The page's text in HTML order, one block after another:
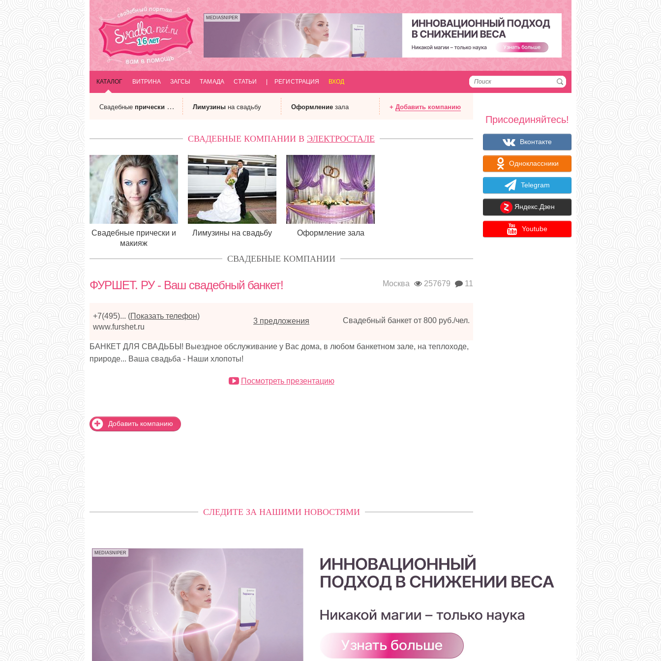
MEDIASNIPER
КАТАЛОГ ВИТРИНА ЗАГСЫ ТАМАДА СТАТЬИ РЕГИСТРАЦИЯ ВХОД
Свадебные прически Лимузины на свадьбу Оформление зала + Добавить компанию
СВАДЕБНЫЕ КОМПАНИИ В ЭЛЕКТРОСТАЛЕ
Свадебные прически и
макияж
Лимузины на свадьбу Оформление зала
СВАДЕБНЫЕ КОМПАНИИ
Москва 257679 11
ФУРШЕТ. РУ - Ваш свадебный банкет!
+7(495)... (Показать телефон)
www.furshet.ru
3 предложения Свадебный банкет от 800 руб./чел.
БАНКЕТ ДЛЯ СВАДЬБЫ! Выездное обслуживание у Вас дома, в любом банкетном зале, на теплоходе,
природе... Ваша свадьба - Наши хлопоты!
Посмотреть презентацию
Добавить компанию
СЛЕДИТЕ ЗА НАШИМИ НОВОСТЯМИ
Присоединяйтесь!
Вконтакте
Одноклассники
Telegram
Яндекс.Дзен
Youtube
MEDIASNIPER